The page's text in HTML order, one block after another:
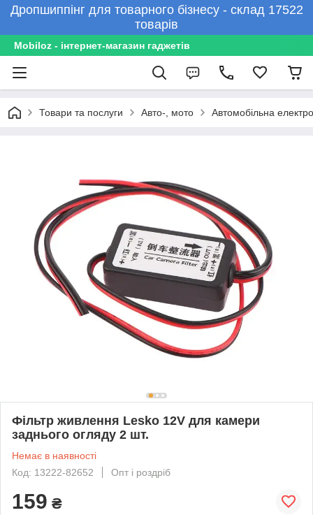
Дропшиппінг для товарного бізнесу - склад 17522
товарів
Mobiloz - інтернет-магазин гаджетів
Товари та послуги Авто-, мото Автомобільна
Фільтр живлення Lesko 12V для камери
заднього огляду 2 шт.
Немає в наявності
Код: 13222-82652
Опт і роздріб
159 ₴